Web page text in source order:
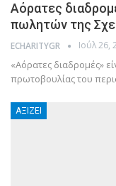
Αόρατες
πωλητών της
ECHARITYGR Ιούλ 26,
«Αόρατες διαδρομές»
πρωτοβουλίας του
ΑΞΊΖΕΙ